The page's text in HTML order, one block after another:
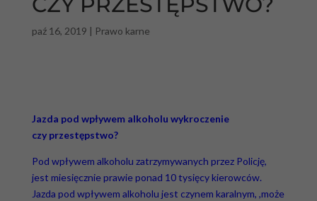
paź 16, 2019 | Prawo karne
Jazda pod wpływem alkoholu wykroczenie
czy przestępstwo?
Pod wpływem alkoholu zatrzymywanych przez Policję,
jest miesięcznie prawie ponad 10 tysięcy kierowców.
Jazda pod wpływem alkoholu jest czynem karalnym, ,może